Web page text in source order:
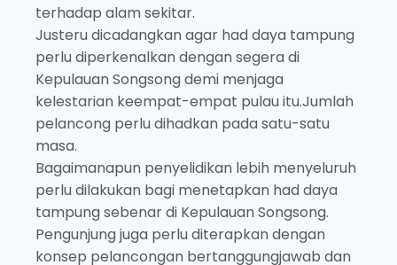
terhadap alam sekitar.
Justeru dicadangkan agar had daya tampung
perlu diperkenalkan dengan segera di
Kepulauan Songsong demi menjaga
kelestarian keempat-empat pulau itu.Jumlah
pelancong perlu dihadkan pada satu-satu
masa.
Bagaimanapun penyelidikan lebih menyeluruh
perlu dilakukan bagi menetapkan had daya
tampung sebenar di Kepulauan Songsong.
Pengunjung juga perlu diterapkan dengan
konsep pelancongan bertanggungjawab dan